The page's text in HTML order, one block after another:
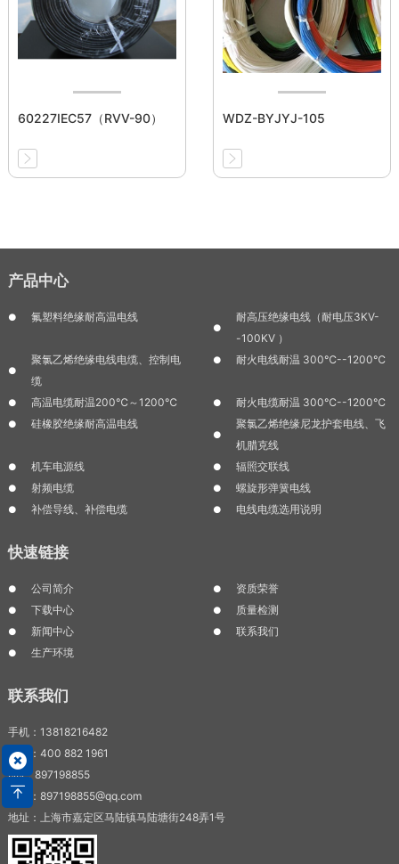
60227IEC57（RVV-90） WDZ-BYJYJ-105
产品中心
氟塑料绝缘耐高温电线
耐高压绝缘电线（耐电压3KV-
-100KV ）
聚氯乙烯绝缘电线电缆、控制电
缆
耐火电线耐温 300℃--1200℃
高温电缆耐温200℃～1200℃
耐火电缆耐温 300℃--1200℃
硅橡胶绝缘耐高温电线
聚氯乙烯绝缘尼龙护套电线、飞
机腊克线
机车电源线
辐照交联线
射频电缆
螺旋形弹簧电线
补偿导线、补偿电缆
电线电缆选用说明
快速链接
公司简介
资质荣誉
下载中心
质量检测
新闻中心
联系我们
生产环境
联系我们
手机：13818216482
电话：400 882 1961
QQ：897198855
邮箱：897198855@qq.com
地址：上海市嘉定区马陆镇马陆塘街248弄1号